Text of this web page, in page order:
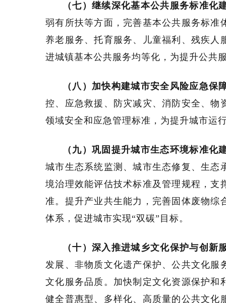
（七）继续深化基本公共服务标准化
弱有所扶等方面，完善基本公共服务标
养老服务、托育服务、儿童福利、残疾
进城镇基本公共服务均等化，为提升公共
（八）加快构建城市安全风险应急保
控、应急救援、防灾减灾、消防安全、
领域安全和应急管理标准，为提升城市运
（九）巩固提升城市生态环境标准化
城市生态系统监测、城市生态修复、生
境治理效能评估技术标准及管理规程，
准。提升产业共生能力，完善固体废物
体系，促进城市实现“双碳”目标。
（十）深入推进城乡文化保护与创新
发展、非物质文化遗产保护、公共文化
文化服务品质。加快制定文化资源保护
健全普惠型、多样化、高质量的公共文